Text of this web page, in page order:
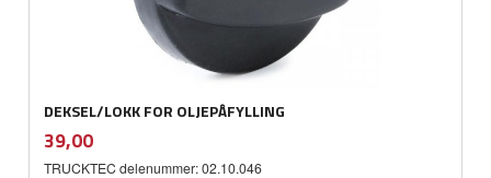
DEKSEL/LOKK FOR OLJEPÅFYLLING
Pris
39,00mva.
TRUCKTEC delenummer: 02.10.046